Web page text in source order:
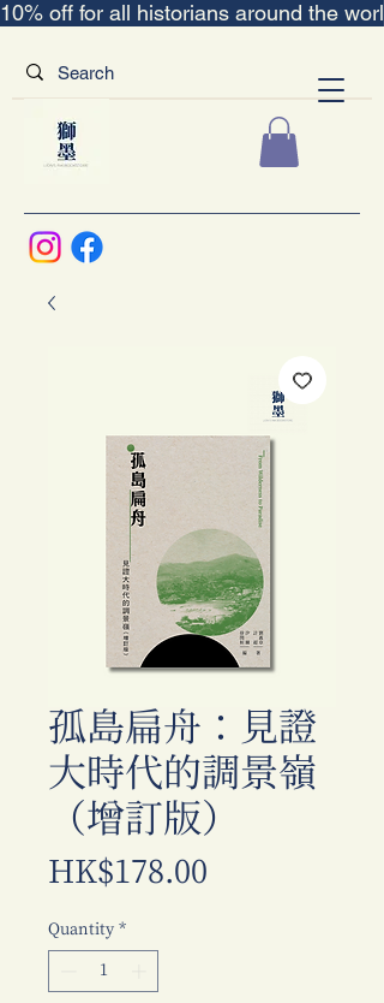
10% off for all historians around the
孤島扁舟：見證
大時代的調景嶺
（增訂版）
HK$178.00
Quantity *